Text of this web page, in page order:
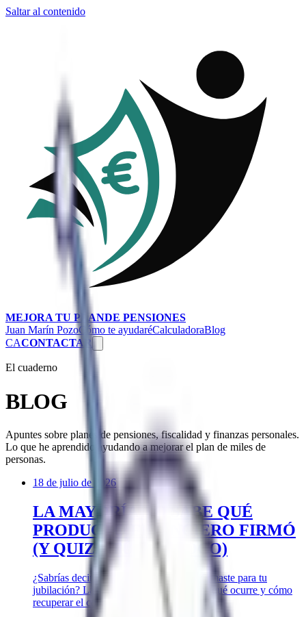
Saltar al contenido
MEJORA TU PLANDE PENSIONES
Juan Marín PozoCómo te ayudaréCalculadoraBlog
CACONTACTAR
El cuaderno
BLOG
Apuntes sobre planes de pensiones, fiscalidad y finanzas personales.
Lo que he aprendido ayudando a mejorar el plan de miles de
personas.
18 de julio de 2026
LA MAYORÍA NO SABE QUÉ
PRODUCTO FINANCIERO FIRMÓ
(Y QUIZÁ TÚ TAMPOCO)
¿Sabrías decir qué producto financiero firmaste para tu
jubilación? La mayoría no. Descubre por qué ocurre y cómo
recuperar el control de tu ahorro.